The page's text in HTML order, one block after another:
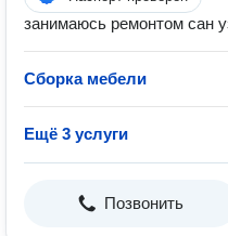
занимаюсь ремонтом сан
Сборка мебели
Ещё 3 услуги
Позвонить